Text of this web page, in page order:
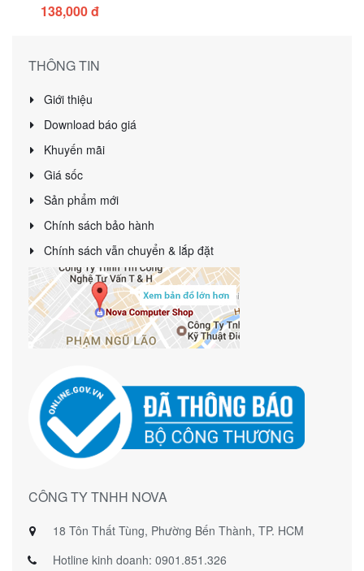
138,000 đ
THÔNG TIN
Giới thiệu
Download báo giá
Khuyến mãi
Giá sốc
Sản phẩm mới
Chính sách bảo hành
Chính sách vẫn chuyển & lắp đặt
CÔNG TY TNHH NOVA
18 Tôn Thất Tùng, Phường Bến Thành, TP. HCM
Hotline kinh doanh: 0901.851.326